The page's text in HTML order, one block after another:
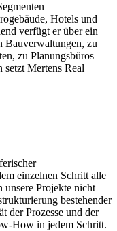
Hotels und
verfügt er über ein
Bauverwaltungen, zu
zu Planungsbüros
setzt Mertens Real
einzelnen Schritt alle
Projekte nicht
bestehender
der Prozesse und der
How in jedem Schritt.